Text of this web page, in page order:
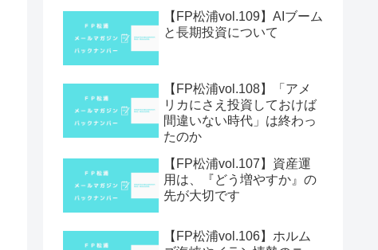
【FP松浦vol.109】AIブーム
と長期投資について
【FP松浦vol.108】「アメ
リカにさえ投資しておけば
間違いない時代」は終わっ
たのか
【FP松浦vol.107】資産運
用は、『どう増やすか』の
先が大切です
【FP松浦vol.106】ホルム